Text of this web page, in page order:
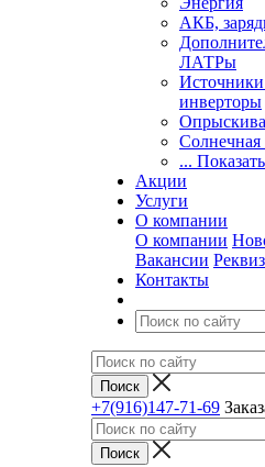
АКБ,
ЛАТРы
Источники
инверторы
Солнечная
...
Акции
Услуги
О компании
О компании
Вакансии
Контакты
+7(916)147-71-69